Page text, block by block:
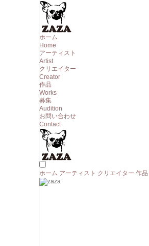
ホーム
Home
アーティスト
Artist
クリエイター
Creator
作品
Works
募集
Audition
お問い合わせ
Contact
ホーム アーティスト クリエイター 作品